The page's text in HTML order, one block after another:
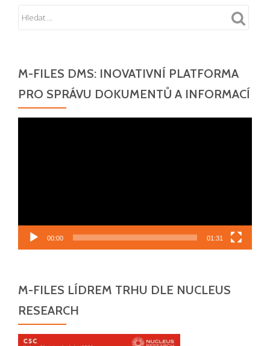
M-FILES DMS: INOVATIVNÍ PLATFORMA
PRO SPRÁVU DOKUMENTŮ A INFORMACÍ
00:00 01:31
M-FILES LÍDREM TRHU DLE NUCLEUS
RESEARCH